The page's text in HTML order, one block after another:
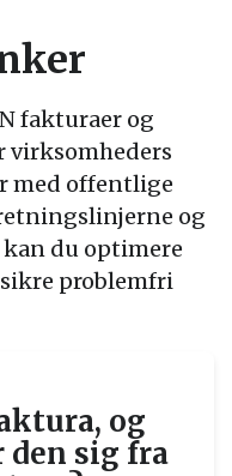
fakturaer og
virksomheders
med offentlige
og
du optimere
problemfri
og
sig fra